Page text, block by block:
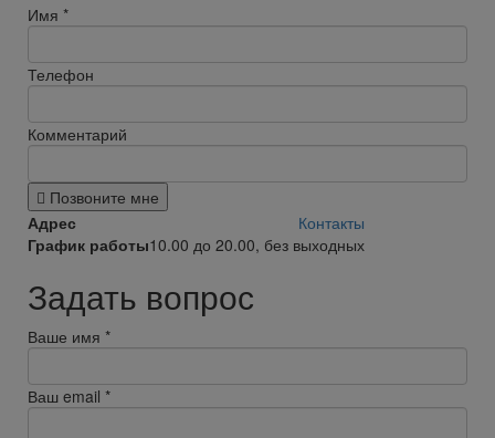
Имя *
Телефон
Комментарий
Позвоните мне
Адрес
Контакты
График работы10.00 до 20.00, без выходных
Задать вопрос
Ваше имя *
Ваш email *